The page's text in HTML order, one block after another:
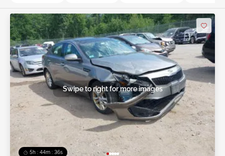
5h : 44m : 34s
Swipe to right for more images